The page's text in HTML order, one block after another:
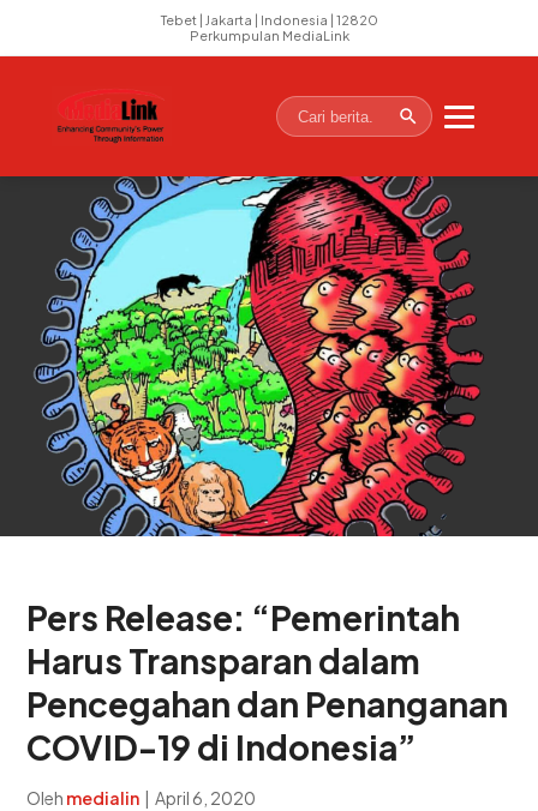
Tebet | Jakarta | Indonesia | 12820
Perkumpulan MediaLink
Pers Release: “Pemerintah
Harus Transparan dalam
Pencegahan dan Penanganan
COVID-19 di Indonesia”
Oleh medialin |April 6, 2020